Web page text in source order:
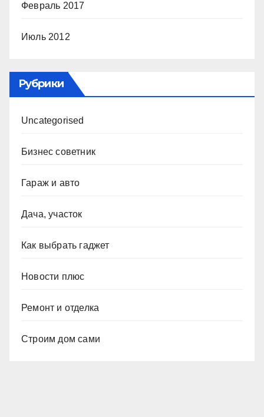
Февраль 2017
Июль 2012
Рубрики
Uncategorised
Бизнес советник
Гараж и авто
Дача, участок
Как выбрать гаджет
Новости плюс
Ремонт и отделка
Строим дом сами